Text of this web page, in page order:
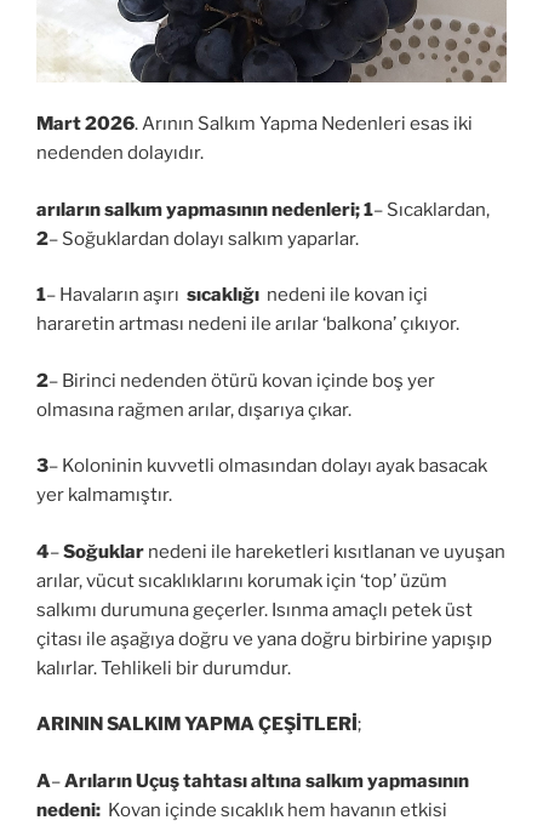
Mart 2026. Arının Salkım Yapma Nedenleri esas iki
nedenden dolayıdır.
arıların salkım yapmasının nedenleri;1– Sıcaklardan,
2– Soğuklardan dolayı salkım yaparlar.
1– Havaların aşırı sıcaklığı nedeni ile kovan içi
hararetin artması nedeni ile arılar ‘balkona’ çıkıyor.
2– Birinci nedenden ötürü kovan içinde boş yer
olmasına rağmen arılar, dışarıya çıkar.
3– Koloninin kuvvetli olmasından dolayı ayak basacak
yer kalmamıştır.
4–Soğuklar nedeni ile hareketleri kısıtlanan ve uyuşan
arılar, vücut sıcaklıklarını korumak için ‘top’ üzüm
salkımı durumuna geçerler. Isınma amaçlı petek üst
çitası ile aşağıya doğru ve yana doğru birbirine yapışıp
kalırlar. Tehlikeli bir durumdur.
ARININ SALKIM YAPMA ÇEŞİTLERİ;
A–Arıların Uçuştahtası altına salkım yapmasının
nedeni: Kovan içinde sıcaklık hem havanın etkisi